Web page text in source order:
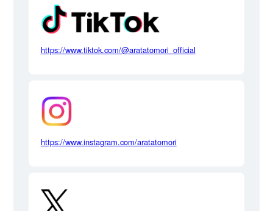
https://www.tiktok.com/@aratatomori_official
https://www.instagram.com/aratatomori